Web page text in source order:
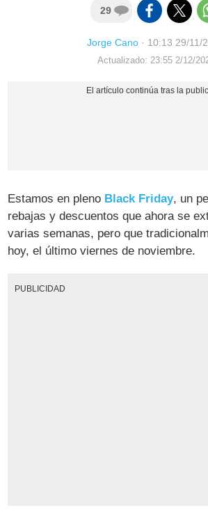
29
Jorge Cano · 10:13 29/11/
Actualizado: 23:55 2/12/
Estamos en pleno Black Friday, un
rebajas y descuentos que ahora se
varias semanas, pero que
hoy, el último viernes de noviembre.
PUBLICIDAD